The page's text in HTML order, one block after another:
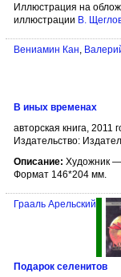
Иллюстрация на
иллюстрации В.
Вениамин Кан,
В иных временах
авторская книга, 2011
Издательство:
Описание: Художник
Формат 146*204 мм.
Грааль Арельский
Подарок селенитов